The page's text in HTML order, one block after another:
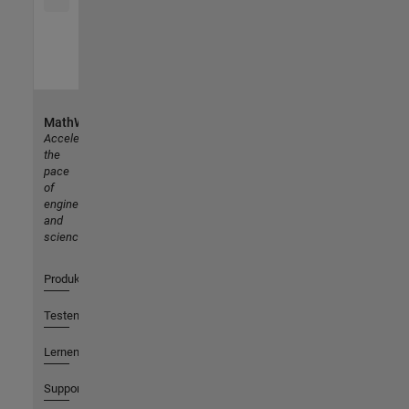
MathWorks
Accelerating
the
pace
of
engineering
and
science
Produkte
Testen oder Kaufen
Lernen
Support